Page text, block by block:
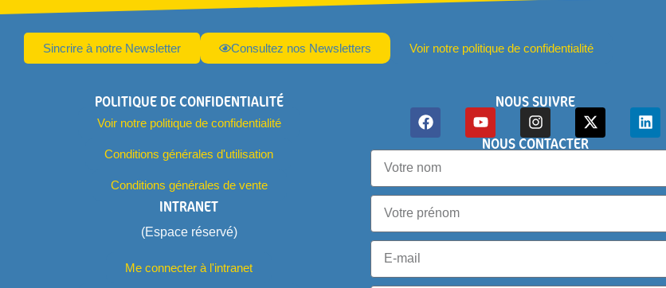
Sincrire à notre Newsletter Consultez nos Newsletters Voir notre politique de confidentialité
POLITIQUE DE CONFIDENTIALITÉ
Voir notre politique de confidentialité
Conditions générales d'utilisation
Conditions générales de vente
INTRANET
(Espace réservé)
Me connecter à l'intranet
NOUS SUIVRE
NOUS CONTACTER